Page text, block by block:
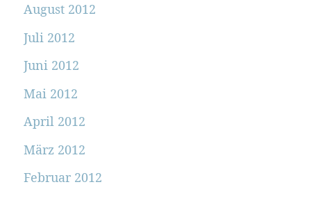
August 2012
Juli 2012
Juni 2012
Mai 2012
April 2012
März 2012
Februar 2012